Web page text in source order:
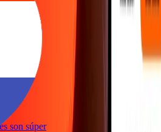
son súper